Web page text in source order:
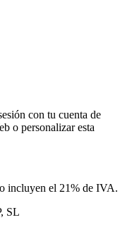
con tu cuenta de
o personalizar esta
incluyen el 21% de IVA.
SL